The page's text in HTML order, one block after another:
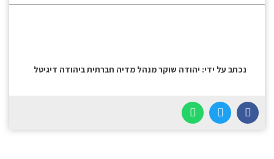
נכתב על ידי: יהודה שוקר מנהל מדיה חברתית ביהודה דיגיטל